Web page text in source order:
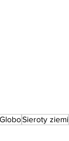
GloboSieroty ziemi